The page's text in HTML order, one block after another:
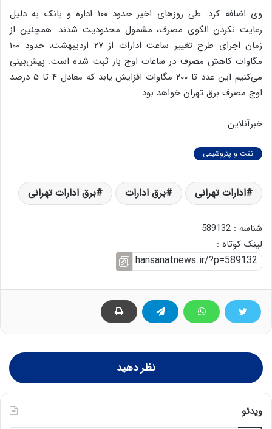
وی اضافه کرد: طی روزهای اخیر حدود ۱۰۰ اداره و بانک به دلیل
رعایت نکردن الگوی مصرف، مشمول محدودیت شدند. همچنین از
زمان اجرای طرح تغییر ساعت ادارات از ۲۷ اردیبهشت، حدود ۱۰۰
مگاوات کاهش مصرف در ساعات اوج بار ثبت شده است. پیش‌بینی
می‌کنیم این عدد تا ۲۰۰ مگاوات افزایش یابد که معادل ۴ تا ۵ درصد
اوج مصرف برق تهران خواهد بود.
خبرآنلاین
نفت و پتروشیمی
ادارات تهرانی برق ادارات برق ادارات تهرانی
شناسه : 589132
لینک کوتاه :
نظر دهید
ویدئو